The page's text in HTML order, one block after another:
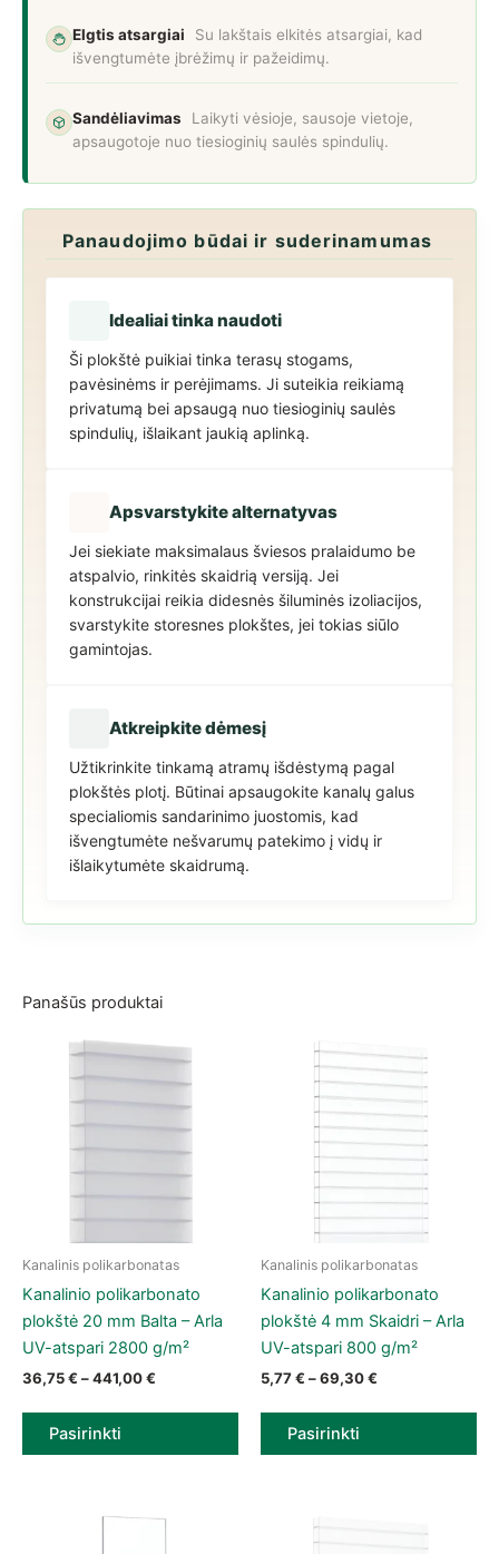
Elgtis atsargiai
Su lakštais elkitės atsargiai, kad
išvengtumėte įbrėžimų ir pažeidimų.
Sandėliavimas
Laikyti vėsioje, sausoje vietoje,
apsaugotoje nuo tiesioginių saulės spindulių.
Panaudojimo būdai ir suderinamumas
Idealiai tinka naudoti
Ši plokštė puikiai tinka terasų stogams,
pavėsinėms ir perėjimams. Ji suteikia reikiamą
privatumą bei apsaugą nuo tiesioginių saulės
spindulių, išlaikant jaukią aplinką.
Apsvarstykite alternatyvas
Jei siekiate maksimalaus šviesos pralaidumo be
atspalvio, rinkitės skaidrią versiją. Jei
konstrukcijai reikia didesnės šiluminės izoliacijos,
svarstykite storesnes plokštes, jei tokias siūlo
gamintojas.
Atkreipkite dėmesį
Užtikrinkite tinkamą atramų išdėstymą pagal
plokštės plotį. Būtinai apsaugokite kanalų galus
specialiomis sandarinimo juostomis, kad
išvengtumėte nešvarumų patekimo į vidų ir
išlaikytumėte skaidrumą.
Panašūs produktai
Kanalinis polikarbonatas
Kanalinio polikarbonato
plokštė 20 mm Balta – Arla
UV-atspari 2800 g/m²
36,75€ –441,00€ Price range: 36,75 € through 441,00 €
Pasirinkti
This product has multiple variants. The options may be
Kanalinis polikarbonatas
Kanalinio polikarbonato
plokštė 4 mm Skaidri – Arla
UV-atspari 800 g/m²
5,77€ –69,30€
Pasirinkti
This product has multiple